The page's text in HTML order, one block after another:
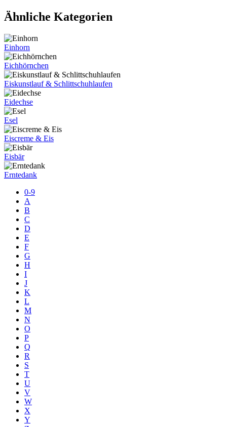
Ähnliche Kategorien
Einhorn
Eichhörnchen
Eiskunstlauf & Schlittschuhlaufen
Eidechse
Esel
Eiscreme & Eis
Eisbär
Erntedank
0-9
A
B
C
D
E
F
G
H
I
J
K
L
M
N
O
P
Q
R
S
T
U
V
W
X
Y